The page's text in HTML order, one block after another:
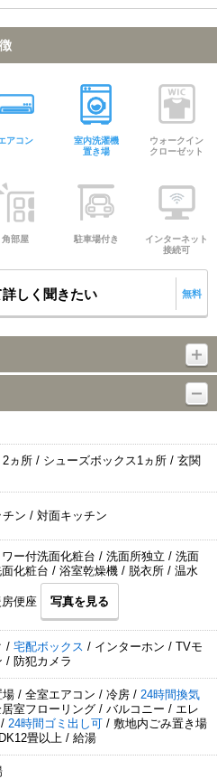
アコン
室内洗濯機
置き場
ウォークイン
クローゼット
角部屋 駐車場付き
インターネット
接続可
しく聞きたい 無料
2ヵ所 / シューズボックス1ヵ所 / 玄関
ン / 対面キッチン
ー付洗面化粧台 / 洗面所独立 / 洗面
化粧台 / 浴室乾燥機 / 脱衣所 / 温水
便座 写真を見る
/ 宅配ボックス / インターホン / TVモ
/ 防犯カメラ
場 / 全室エアコン / 冷房 / 24時間換気
室フローリング / バルコニー / エレ
24時間ゴミ出し可 / 敷地内ごみ置き場
畳以上 / 給湯